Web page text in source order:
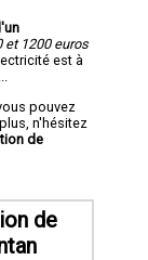
et 1200 euros
est à
pouvez
n'hésitez
de
de